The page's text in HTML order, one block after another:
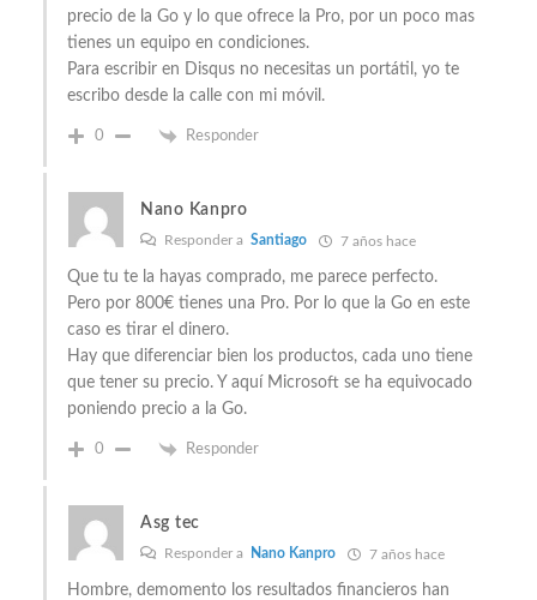
precio de la Go y lo que ofrece la Pro, por un poco mas
tienes un equipo en condiciones.
Para escribir en Disqus no necesitas un portátil, yo te
escribo desde la calle con mi móvil.
0 Responder
Nano Kanpro
Responder a Santiago 7 años hace
Que tu te la hayas comprado, me parece perfecto.
Pero por 800€ tienes una Pro. Por lo que la Go en este
caso es tirar el dinero.
Hay que diferenciar bien los productos, cada uno tiene
que tener su precio. Y aquí Microsoft se ha equivocado
poniendo precio a la Go.
0 Responder
Asg tec
Responder a Nano Kanpro 7 años hace
Hombre, demomento los resultados financieros han